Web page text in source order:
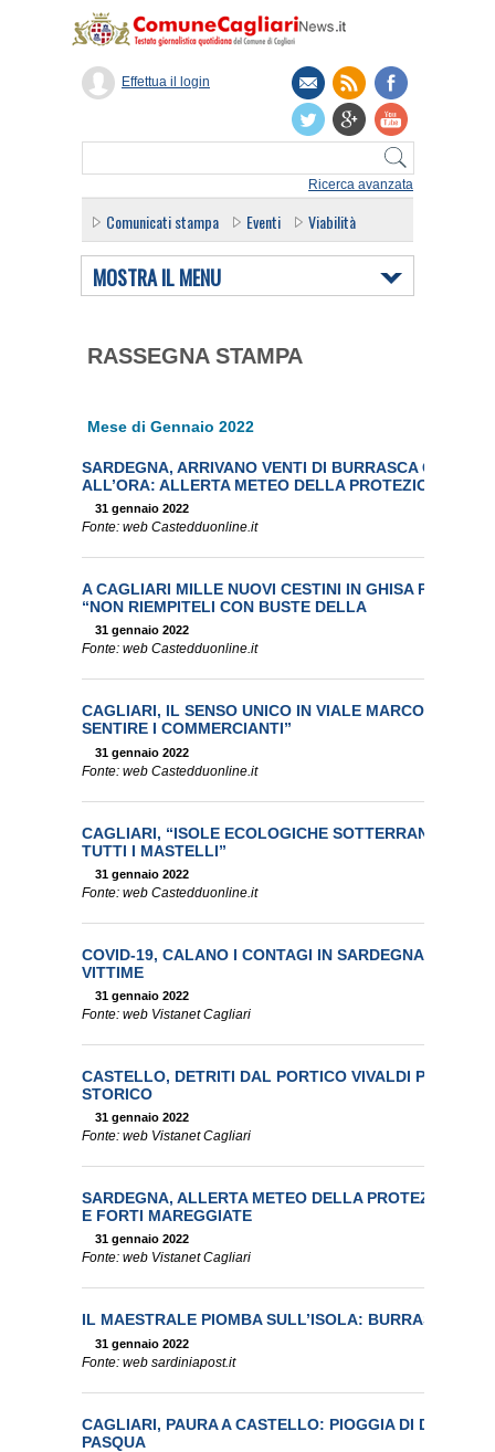
Ricerca avanzata
Effettua il login
Comunicati stampa Eventi Viabilità
MOSTRA IL MENU
RASSEGNA STAMPA
Mese di Gennaio 2022
SARDEGNA, ARRIVANO VENTI DI BURRASCA CON
ALL’ORA: ALLERTA METEO DELLA PROTEZIONE
31 gennaio 2022
Fonte: web Castedduonline.it
A CAGLIARI MILLE NUOVI CESTINI IN GHISA PER LA
“NON RIEMPITELI CON BUSTE DELLA
31 gennaio 2022
Fonte: web Castedduonline.it
CAGLIARI, IL SENSO UNICO IN VIALE MARCONI IN
SENTIRE I COMMERCIANTI”
31 gennaio 2022
Fonte: web Castedduonline.it
CAGLIARI, “ISOLE ECOLOGICHE SOTTERRANEE PER
TUTTI I MASTELLI”
31 gennaio 2022
Fonte: web Castedduonline.it
COVID-19, CALANO I CONTAGI IN SARDEGNA: 918
VITTIME
31 gennaio 2022
Fonte: web Vistanet Cagliari
CASTELLO, DETRITI DAL PORTICO VIVALDI PASQUA:
STORICO
31 gennaio 2022
Fonte: web Vistanet Cagliari
SARDEGNA, ALLERTA METEO DELLA PROTEZIONE
E FORTI MAREGGIATE
31 gennaio 2022
Fonte: web Vistanet Cagliari
IL MAESTRALE PIOMBA SULL’ISOLA: BURRASCA E
31 gennaio 2022
Fonte: web sardiniapost.it
CAGLIARI, PAURA A CASTELLO: PIOGGIA DI DETRITI
PASQUA